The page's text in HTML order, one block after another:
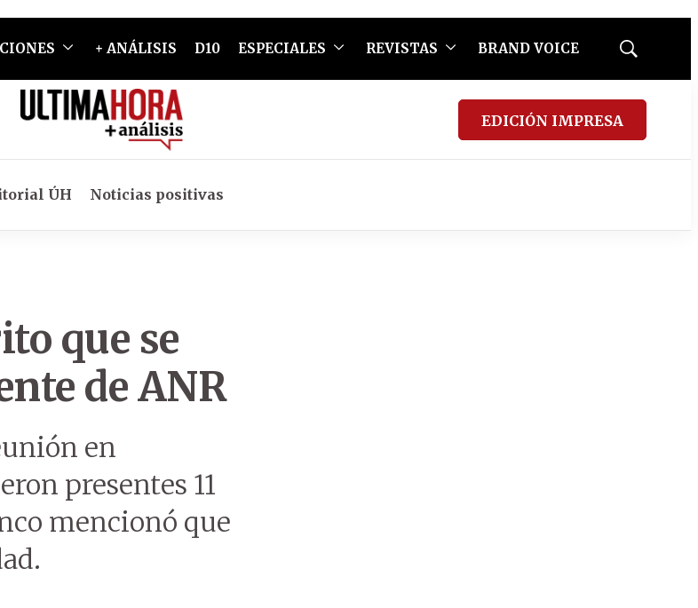
+ ANÁLISIS D10 ESPECIALES REVISTAS BRAND VOICE
Mostrar
EDICIÓN IMPRESA
ÚH Noticias positivas
que se
de ANR
en
presentes 11
mencionó que